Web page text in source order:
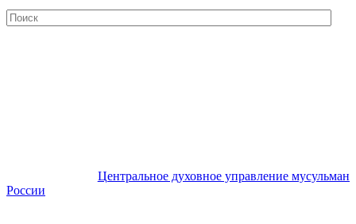
Центральное духовное управление мусульман
России